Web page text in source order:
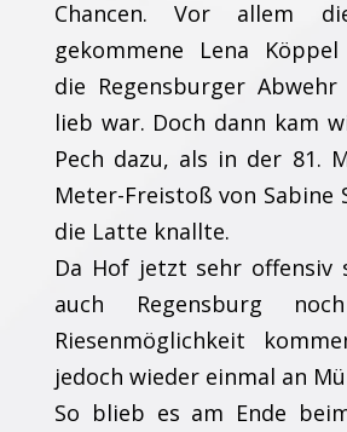
Chancen. Vor allem
gekommene Lena
die Regensburger
lieb war. Doch dann kam
Pech dazu, als in der 81.
Meter-Freistoß von Sabine
die Latte knallte.
Da Hof jetzt sehr offensiv
auch Regensburg
Riesenmöglichkeit
jedoch wieder einmal an
So blieb es am Ende